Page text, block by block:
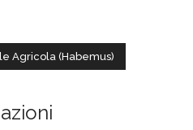
Agricola (Habemus)